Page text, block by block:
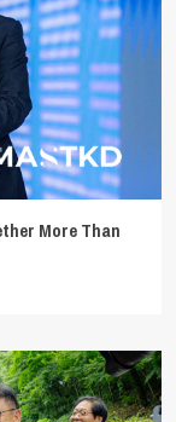
More Than